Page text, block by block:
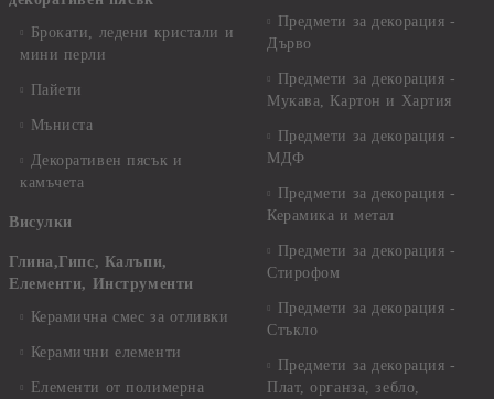
Брокати, ледени кристали и
мини перли
Пайети
Мъниста
Декоративен пясък и
камъчета
Висулки
Глина,Гипс, Калъпи,
Елементи, Инструменти
Керамична смес за отливки
Керамични елементи
Елементи от полимерна
Предмети за декорация -
Дърво
Предмети за декорация -
Мукава, Картон и Хартия
Предмети за декорация -
МДФ
Предмети за декорация -
Керамика и метал
Предмети за декорация -
Стирофом
Предмети за декорация -
Стъкло
Предмети за декорация -
Плат, органза, зебло,